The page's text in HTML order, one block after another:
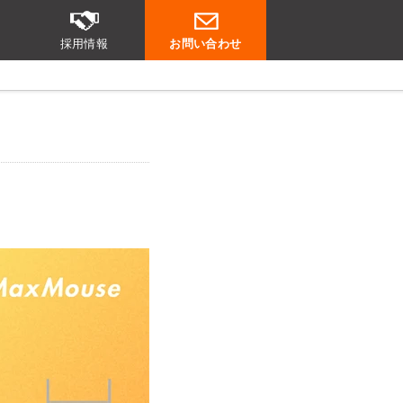
採用情報 お問い合わせ